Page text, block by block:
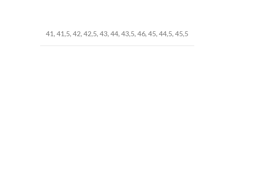
41, 41,5, 42, 42,5, 43, 44, 43,5, 46, 45, 44,5, 45,5